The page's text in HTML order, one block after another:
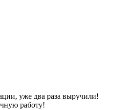
уже два раза выручили!
работу!